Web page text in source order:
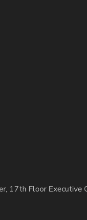
17th Floor Executive